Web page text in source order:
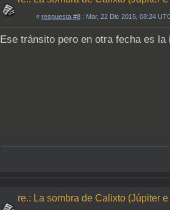
« respuesta #8 : Mar, 22 Dic 2015, 08:24
Ese tránsito pero en otra fecha es
re.: La sombra de Calixto (Júpiter